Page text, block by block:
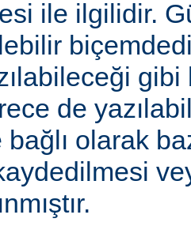
ile ilgilidir.
de
olarak